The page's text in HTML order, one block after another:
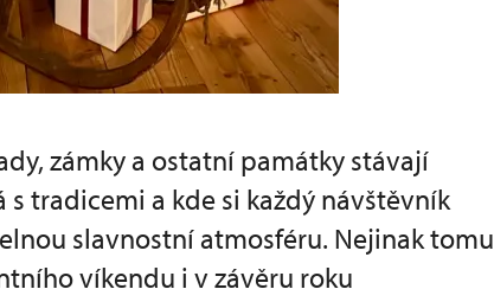
zámky a ostatní památky stávají
tradicemi a kde si každý návštěvník
slavnostní atmosféru. Nejinak tomu
víkendu i v závěru roku